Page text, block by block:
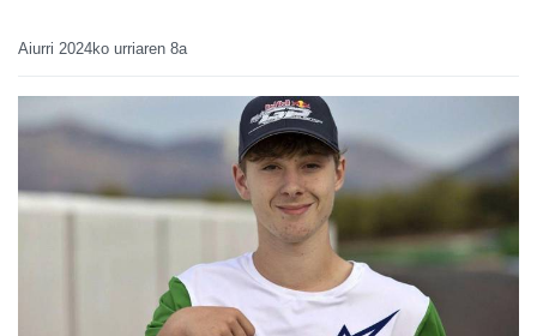
Aiurri 2024ko urriaren 8a